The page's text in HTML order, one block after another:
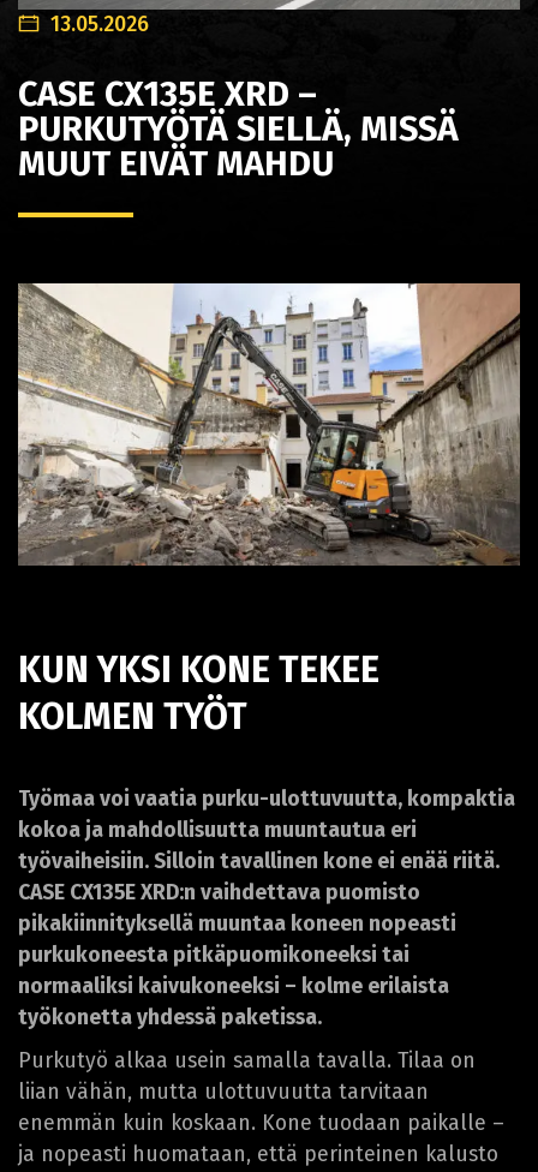
13.05.2026
CASE CX135E XRD –
PURKUTYÖTÄ SIELLÄ, MISSÄ
MUUT EIVÄT MAHDU
KUN YKSI KONE TEKEE
KOLMEN TYÖT
Työmaa voi vaatia purku-ulottuvuutta, kompaktia
kokoa ja mahdollisuutta muuntautua eri
työvaiheisiin. Silloin tavallinen kone ei enää riitä.
CASE CX135E XRD:n vaihdettava puomisto
pikakiinnityksellä muuntaa koneen nopeasti
purkukoneesta pitkäpuomikoneeksi tai
normaaliksi kaivukoneeksi – kolme erilaista
työkonetta yhdessä paketissa.
Purkutyö alkaa usein samalla tavalla. Tilaa on
liian vähän, mutta ulottuvuutta tarvitaan
enemmän kuin koskaan. Kone tuodaan paikalle –
ja nopeasti huomataan, että perinteinen kalusto